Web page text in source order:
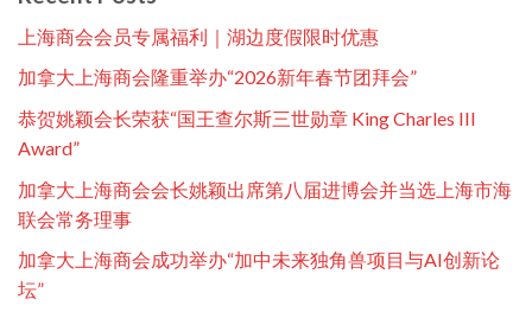
上海商会会员专属福利｜湖边度假限时优惠
加拿大上海商会隆重举办“2026新年春节团拜会”
恭贺姚颖会长荣获“国王查尔斯三世勋章 King Charles III
Award”
加拿大上海商会会长姚颖出席第八届进博会并当选上海市海
联会常务理事
加拿大上海商会成功举办“加中未来独角兽项目与AI创新论
坛”